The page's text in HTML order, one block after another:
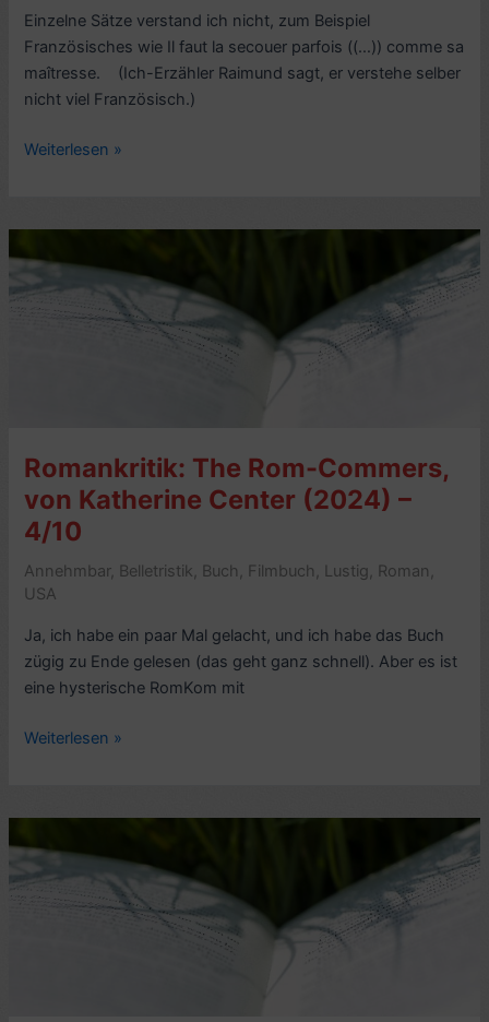
Einzelne Sätze verstand ich nicht, zum Beispiel
Französisches wie Il faut la secouer parfois ((…)) comme sa
maîtresse. (Ich-Erzähler Raimund sagt, er verstehe selber
nicht viel Französisch.)
Romankritik:
Sebastian
7/10
Weiterlesen »
Romankritik: The Rom-Commers,
von Katherine Center (2024) –
4/10
Annehmbar, Belletristik, Buch , Filmbuch , Lustig, Roman ,
USA
Ja, ich habe ein paar Mal gelacht, und ich habe das Buch
zügig zu Ende gelesen (das geht ganz schnell). Aber es ist
eine hysterische RomKom mit
Romankritik:
Commers,
Center
Weiterlesen »